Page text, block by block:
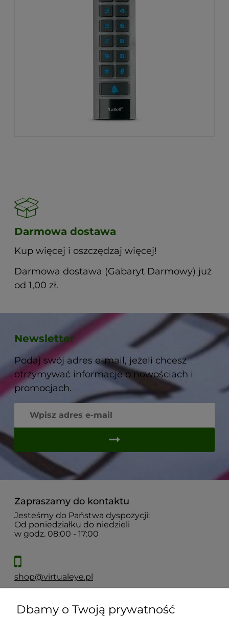
Darmowa dostawa
Kup więcej i oszczędzaj więcej!
Darmowa dostawa (Gabaryt Darmowy) już
od 1,00 zł.
Newsletter
Podaj swój adres e-mail, jeżeli chcesz
otrzymywać informacje o nowościach i
promocjach.
Zapraszamy do kontaktu
Jesteśmy do Państwa dyspozycji:
Od poniedziałku do niedzieli
w godz. 08:00 - 17:00
shop@virtualeye.pl
Moje konto
Dbamy o Twoją prywatność